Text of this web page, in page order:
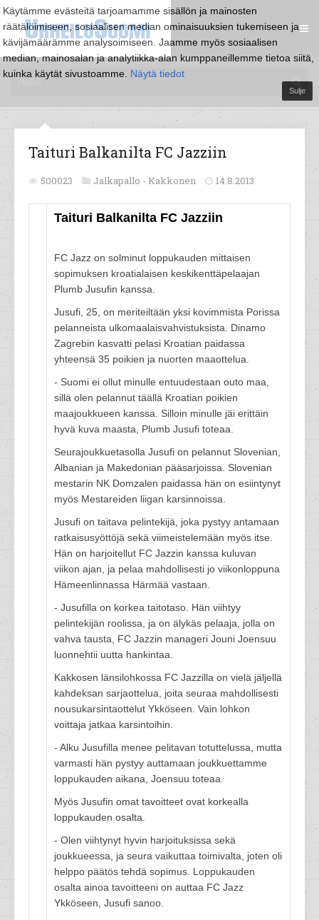
Käytämme evästeitä tarjoamamme sisällön ja mainosten
räätälöimiseen, sosiaalisen median ominaisuuksien tukemiseen ja
kävijämäärämme analysoimiseen. Jaamme myös sosiaalisen
median, mainosalan ja analytiikka-alan kumppaneillemme tietoa siitä,
kuinka käytät sivustoamme. Näytä tiedot
Sulje
Taituri Balkanilta FC Jazziin
500023 Jalkapallo - Kakkonen 14.8.2013
Taituri Balkanilta FC Jazziin
FC Jazz on solminut loppukauden mittaisen
sopimuksen kroatialaisen keskikenttäpelaajan
Plumb Jusufin kanssa.
Jusufi, 25, on meriteiltään yksi kovimmista Porissa
pelanneista ulkomaalaisvahvistuksista. Dinamo
Zagrebin kasvatti pelasi Kroatian paidassa
yhteensä 35 poikien ja nuorten maaottelua.
- Suomi ei ollut minulle entuudestaan outo maa,
sillä olen pelannut täällä Kroatian poikien
maajoukkueen kanssa. Silloin minulle jäi erittäin
hyvä kuva maasta, Plumb Jusufi toteaa.
Seurajoukkuetasolla Jusufi on pelannut Slovenian,
Albanian ja Makedonian pääsarjoissa. Slovenian
mestarin NK Domzalen paidassa hän on esiintynyt
myös Mestareiden liigan karsinnoissa.
Jusufi on taitava pelintekijä, joka pystyy antamaan
ratkaisusyöttöjä sekä viimeistelemään myös itse.
Hän on harjoitellut FC Jazzin kanssa kuluvan
viikon ajan, ja pelaa mahdollisesti jo viikonloppuna
Hämeenlinnassa Härmää vastaan.
- Jusufilla on korkea taitotaso. Hän viihtyy
pelintekijän roolissa, ja on älykäs pelaaja, jolla on
vahva tausta, FC Jazzin manageri Jouni Joensuu
luonnehtii uutta hankintaa.
Kakkosen länsilohkossa FC Jazzilla on vielä jäljellä
kahdeksan sarjaottelua, joita seuraa mahdollisesti
nousukarsintaottelut Ykköseen. Vain lohkon
voittaja jatkaa karsintoihin.
- Alku Jusufilla menee pelitavan totuttelussa, mutta
varmasti hän pystyy auttamaan joukkuettamme
loppukauden aikana, Joensuu toteaa.
Myös Jusufin omat tavoitteet ovat korkealla
loppukauden osalta.
- Olen viihtynyt hyvin harjoituksissa sekä
joukkueessa, ja seura vaikuttaa toimivalta, joten oli
helppo päätös tehdä sopimus. Loppukauden
osalta ainoa tavoitteeni on auttaa FC Jazz
Ykköseen, Jusufi sanoo.